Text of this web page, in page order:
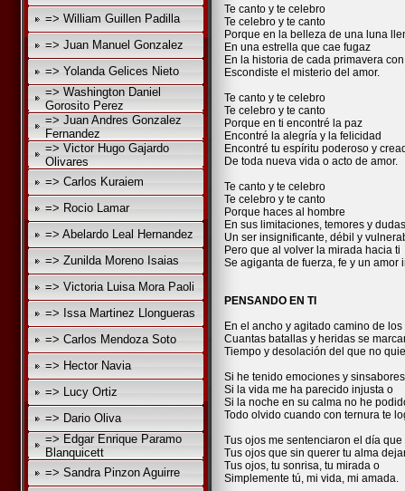
=> William Guillen Padilla
=> Juan Manuel Gonzalez
=> Yolanda Gelices Nieto
=> Washington Daniel
Gorosito Perez
=> Juan Andres Gonzalez
Fernandez
=> Victor Hugo Gajardo
Olivares
=> Carlos Kuraiem
=> Rocio Lamar
=> Abelardo Leal Hernandez
=> Zunilda Moreno Isaias
=> Victoria Luisa Mora Paoli
=> Issa Martinez Llongueras
=> Carlos Mendoza Soto
=> Hector Navia
=> Lucy Ortiz
=> Dario Oliva
=> Edgar Enrique Paramo
Blanquicett
=> Sandra Pinzon Aguirre
Te canto y te celebro
Te celebro y te canto
Porque en la belleza de una luna
En una estrella que cae fugaz
En la historia de cada primavera
Escondiste el misterio del amor.
Te canto y te celebro
Te celebro y te canto
Porque en ti encontré la paz
Encontré la alegría y la felicidad
Encontré tu espíritu poderoso y
De toda nueva vida o acto de amor.
Te canto y te celebro
Te celebro y te canto
Porque haces al hombre
En sus limitaciones, temores y dudas
Un ser insignificante, débil y
Pero que al volver la mirada hacia ti
Se agiganta de fuerza, fe y un amor
PENSANDO EN TI
En el ancho y agitado camino de
Cuantas batallas y heridas se
Tiempo y desolación del que no
Si he tenido emociones y sinsabores
Si la vida me ha parecido injusta o
Si la noche en su calma no he
Todo olvido cuando con ternura te
Tus ojos me sentenciaron el día que
Tus ojos que sin querer tu alma
Tus ojos, tu sonrisa, tu mirada o
Simplemente tú, mi vida, mi amada.